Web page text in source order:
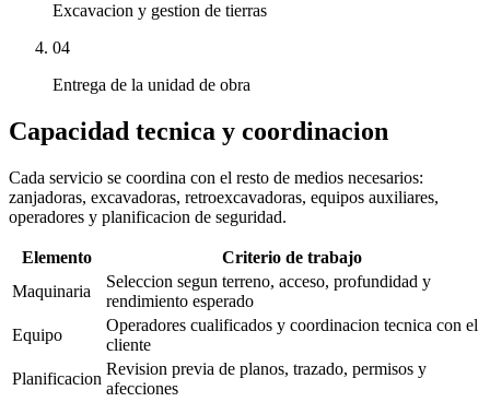
Excavacion y gestion de tierras
04
Entrega de la unidad de obra
Capacidad tecnica y coordinacion
Cada servicio se coordina con el resto de medios necesarios:
zanjadoras, excavadoras, retroexcavadoras, equipos auxiliares,
operadores y planificacion de seguridad.
Elemento
Criterio de trabajo
Maquinaria
Seleccion segun terreno, acceso, profundidad y
rendimiento esperado
Equipo
Operadores cualificados y coordinacion tecnica con el
cliente
Planificacion
Revision previa de planos, trazado, permisos y
afecciones